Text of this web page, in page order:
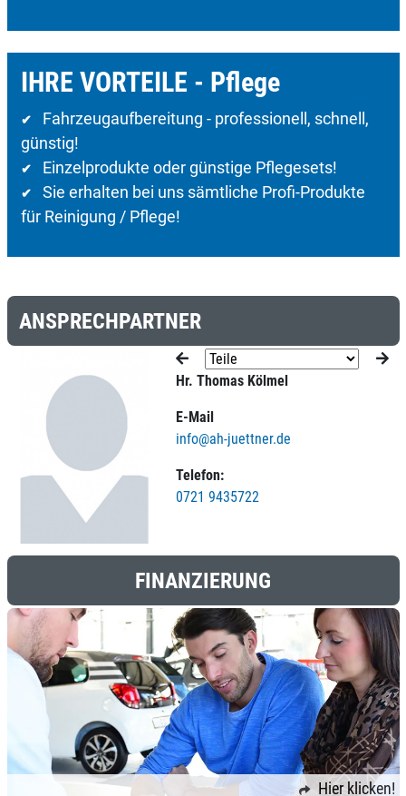
IHRE VORTEILE - Pflege
✔ Fahrzeugaufbereitung - professionell, schnell,
günstig!
✔ Einzelprodukte oder günstige Pflegesets!
✔ Sie erhalten bei uns sämtliche Profi-Produkte
für Reinigung / Pflege!
ANSPRECHPARTNER
Hr. Thomas Kölmel
E-Mail
info@ah-juettner.de
Telefon:
0721 9435722
FINANZIERUNG
Hier klicken!